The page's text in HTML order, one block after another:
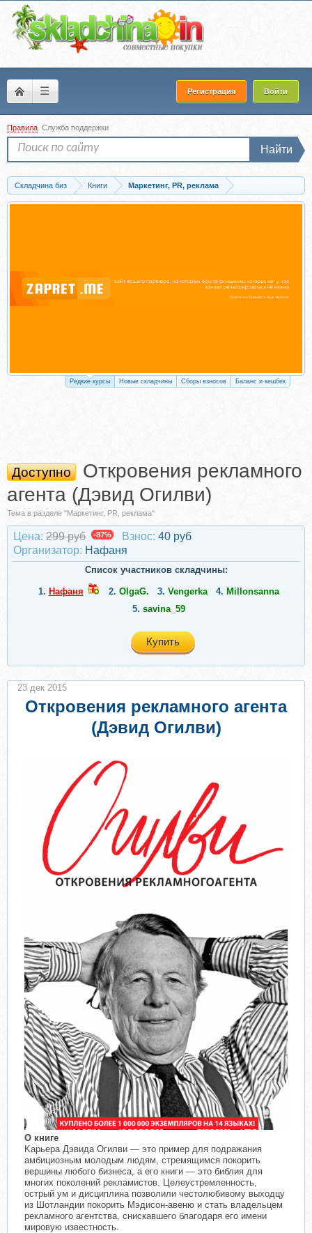
☰ Регистрация Войти
Правила Служба поддержки
Найти
Складчина биз Книги
Маркетинг, PR, реклама
Скачать Откровения рекламного агента (Дэвид Огилви)
Редкие курсы Новые складчины Сборы взносов Баланс и кешбек
Доступно
Откровения рекламного
агента (Дэвид Огилви)
Тема в разделе "Маркетинг, PR, реклама"
Цена: 299 руб -87% Взнос: 40 руб
Организатор: Нафаня
Список участников складчины:
1. Нафаня 2. OlgaG. 3. Vengerka 4. Millonsanna
5. savina_59
Купить
Откровения рекламного агента
(Дэвид Огилви)
О книге
Kарьера Дэвида Огилви — это пример для подражания
амбициозным молодым людям, стремящимся покорить
вершины любого бизнеса, а его книги — это библия для
многих поколений рекламистов. Целеустремленность,
острый ум и дисциплина позволили честолюбивому выходцу
из Шотландии покорить Мэдисон-авеню и стать владельцем
рекламного агентства, снискавшего благодаря его имени
мировую известность.
23 дек 2015